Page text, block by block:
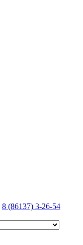
8 (86137) 3-26-54